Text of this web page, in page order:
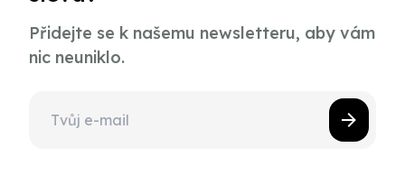
Přidejte se k našemu newsletteru, aby vám
nic neuniklo.